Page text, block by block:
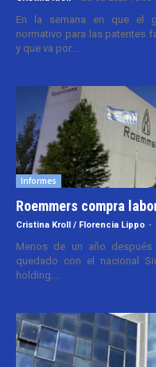
En la semana en que el
normativo para las patentes
y que va por...
Informes
Roemmers compra
Cristina Kroll / Florencia Lippo -
Menos de un año
quedado con el nacional
holding....